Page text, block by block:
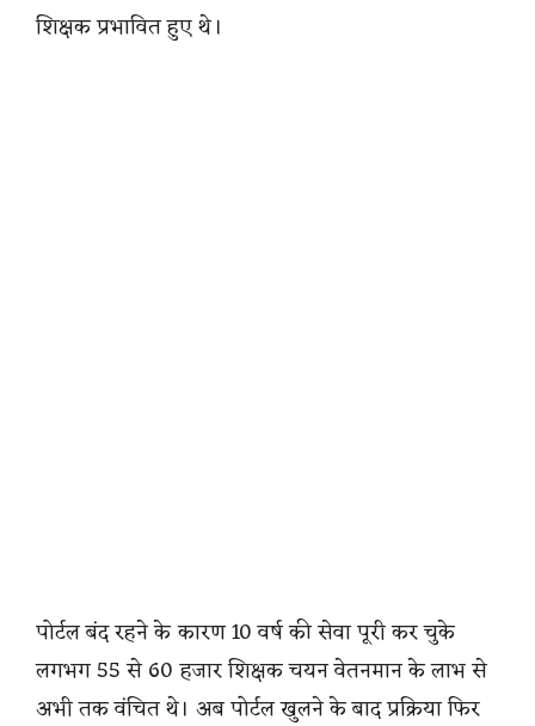
शिक्षक प्रभावित हुए थे।
पोर्टल बंद रहने के कारण 10 वर्ष की सेवा पूरी कर चुके
लगभग 55 से 60 हजार शिक्षक चयन वेतनमान के लाभ से
अभी तक वंचित थे। अब पोर्टल खुलने के बाद प्रक्रिया फिर